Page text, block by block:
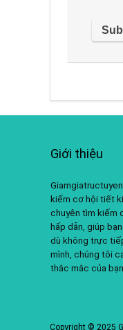
Giới thiệu
kiếm cơ hội tiết
chuyên tìm kiếm
hấp dẫn, giúp
dù không trực
mình, chúng tôi
thắc mắc của
Copyright © 2025